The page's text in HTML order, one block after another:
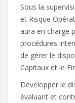
Sous la
et Risque
aura en charge
procédures
de gérer le
Capitaux et le
Développer le
évaluant et